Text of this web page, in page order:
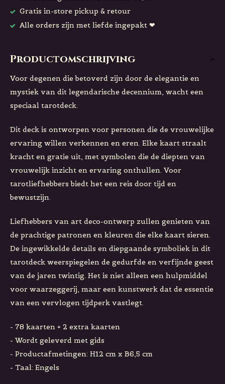
Gratis in-store pickup & retour
Alle orders zijn met liefde ingepakt ❤
Productomschrijving
Voor degenen die betoverd zijn door de elegantie en
mystiek van dit legendarische decennium, wacht een
speciaal tarotdeck.
Dit deck is ontworpen voor personen die de vrouwelijke
ervaring willen verkennen en eren. Elke kaart straalt
kracht en gratie uit, met symbolen die de diepten van
vrouwelijk inzicht en ervaring onthullen. Voor
tarotliefhebbers biedt het een reis door tijd en
bewustzijn.
Liefhebbers van art deco-ontwerp zullen genieten van
de prachtige patronen en kleuren die elke kaart sieren.
De ingewikkelde details en diepgaande symboliek in dit
tarotdeck weerspiegelen de gedurfde en verfijnde geest
van de jaren twintig. Het is niet alleen een hulpmiddel
voor waarzeggerij, maar een kunstwerk dat de essentie
van een vervlogen tijdperk vastlegt.
- 78 kaarten + 2 extra kaarten
- Wordt geleverd met gids
- Productafmetingen: H12 cm x B6,5 cm
- Taal: Engels